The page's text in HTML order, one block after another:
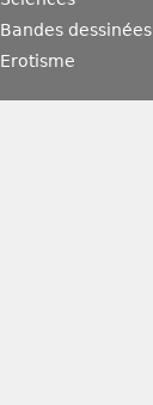
Bandes dessinées
Erotisme